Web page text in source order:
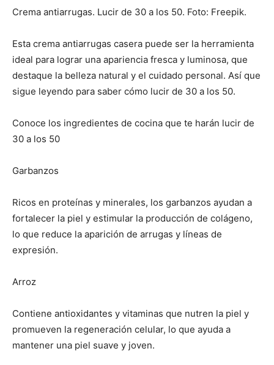
Crema antiarrugas. Lucir de 30 a los 50. Foto: Freepik.
Esta crema antiarrugas casera puede ser la herramienta
ideal para lograr una apariencia fresca y luminosa, que
destaque la belleza natural y el cuidado personal. Así que
sigue leyendo para saber cómo lucir de 30 a los 50.
Conoce los ingredientes de cocina que te harán lucir de
30 a los 50
Garbanzos
Ricos en proteínas y minerales, los garbanzos ayudan a
fortalecer la piel y estimular la producción de colágeno,
lo que reduce la aparición de arrugas y líneas de
expresión.
Arroz
Contiene antioxidantes y vitaminas que nutren la piel y
promueven la regeneración celular, lo que ayuda a
mantener una piel suave y joven.